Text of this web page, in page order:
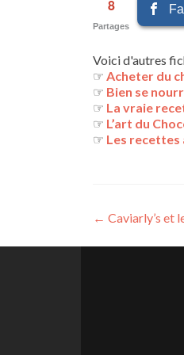
8
Partages
Voici d'autres
☞ Acheter du
☞ Bien se
☞ La vraie
☞ L’art du
☞ Les recettes
des
← Caviarly’s et